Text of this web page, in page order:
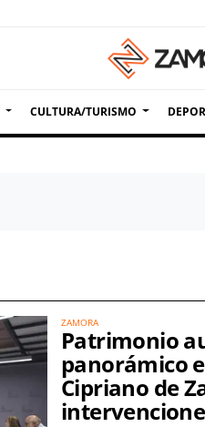
CULTURA/TURISMO
ZAMORA
Patrimonio
panorámico
Cipriano de